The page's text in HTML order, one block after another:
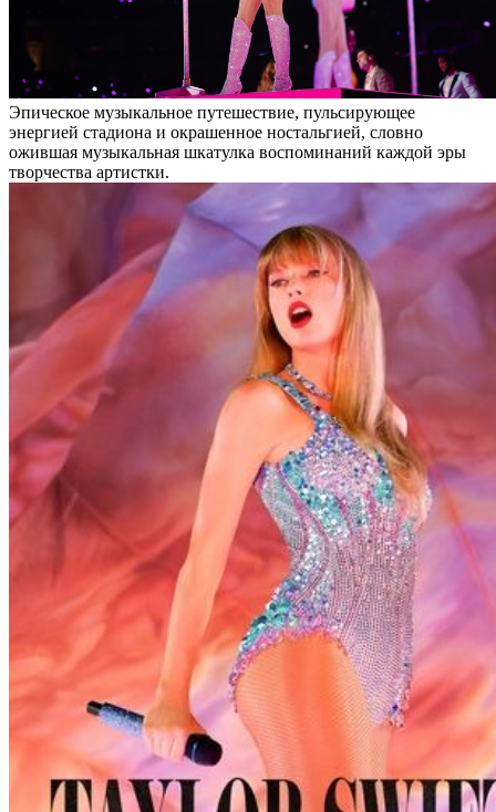
Эпическое музыкальное путешествие, пульсирующее
энергией стадиона и окрашенное ностальгией, словно
ожившая музыкальная шкатулка воспоминаний каждой эры
творчества артистки.